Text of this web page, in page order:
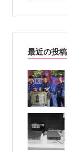
最近の投